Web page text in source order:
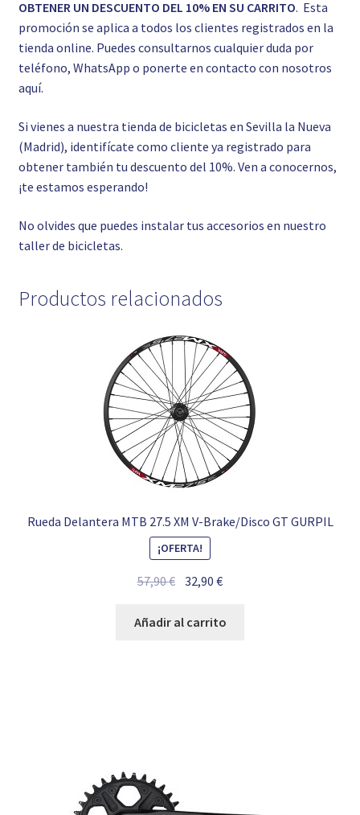
OBTENER UN DESCUENTO DEL 10% EN SU CARRITO. Esta
promoción se aplica a todos los clientes registrados en la
tienda online. Puedes consultarnos cualquier duda por
teléfono, WhatsApp o ponerte en contacto con nosotros
aquí.
Si vienes a nuestra tienda de bicicletas en Sevilla la Nueva
(Madrid), identifícate como cliente ya registrado para
obtener también tu descuento del 10%. Ven a conocernos,
¡te estamos esperando!
No olvides que puedes instalar tus accesorios en nuestro
taller de bicicletas.
Productos relacionados
Rueda Delantera MTB 27.5 XM V-Brake/Disco GT GURPIL
¡OFERTA!
57,90€ El
original
32,90€El
actual
Añadir al carrito